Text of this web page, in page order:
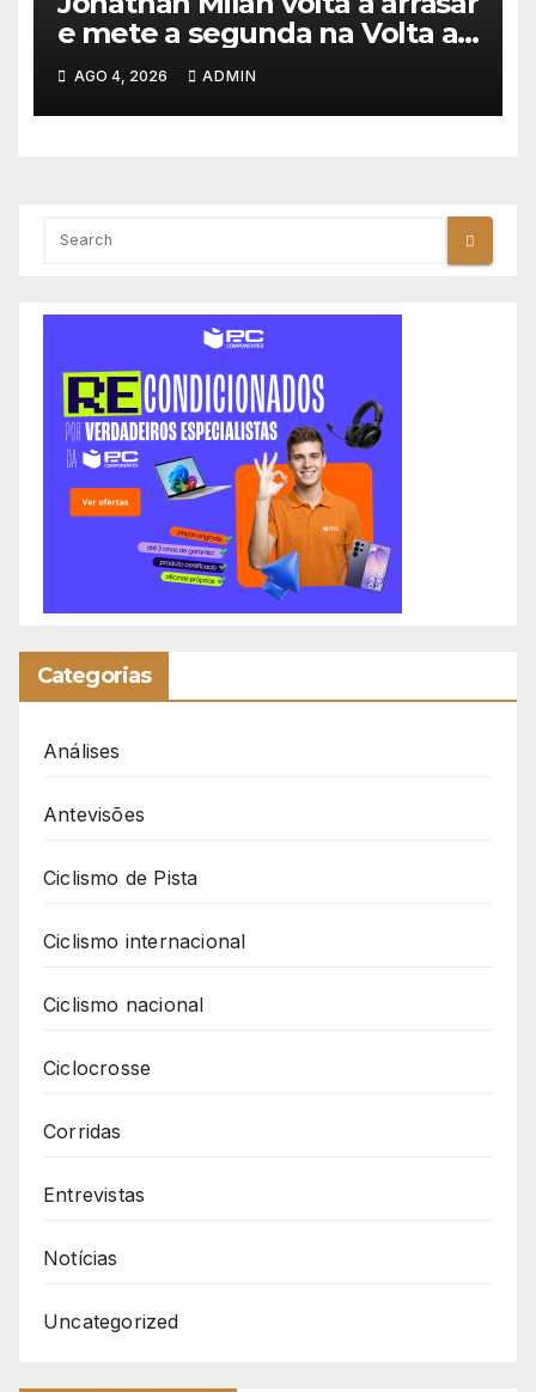
e mete a segunda na Volta a
Polónia 2026
AGO 4, 2026 ADMIN
Categorias
Análises
Antevisões
Ciclismo de Pista
Ciclismo internacional
Ciclismo nacional
Ciclocrosse
Corridas
Entrevistas
Notícias
Uncategorized